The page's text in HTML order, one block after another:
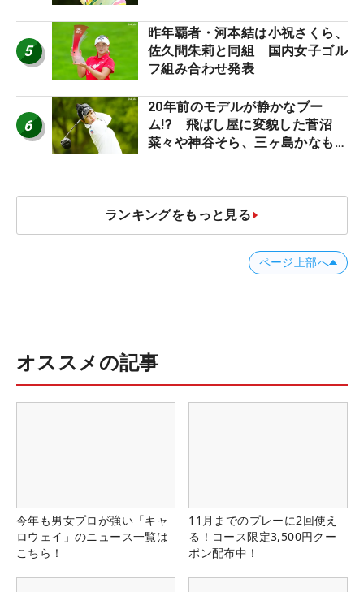
5
昨年覇者・河本結は小祝さくら、
佐久間朱莉と同組 国内女子ゴル
フ組み合わせ発表
6
20年前のモデルが静かなブー
ム!? 飛ばし屋に変貌した菅沼
菜々や神谷そら、三ヶ島かなも使
ランキングをもっと見る
ページ上部へ
オススメの記事
今年も男女プロが強い「キャ
ロウェイ」のニュース一覧は
こちら！
11月までのプレーに2回使え
る！コース限定3,500円クー
ポン配布中！